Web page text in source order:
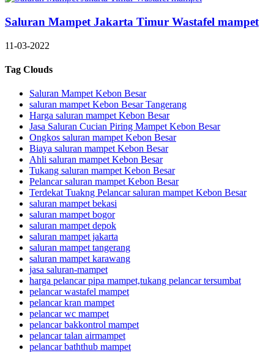
Saluran Mampet Jakarta Timur Wastafel mampet
11-03-2022
Tag Clouds
Saluran Mampet Kebon Besar
saluran mampet Kebon Besar Tangerang
Harga saluran mampet Kebon Besar
Jasa Saluran Cucian Piring Mampet Kebon Besar
Ongkos saluran mampet Kebon Besar
Biaya saluran mampet Kebon Besar
Ahli saluran mampet Kebon Besar
Tukang saluran mampet Kebon Besar
Pelancar saluran mampet Kebon Besar
Terdekat Tuakng Pelancar saluran mampet Kebon Besar
saluran mampet bekasi
saluran mampet bogor
saluran mampet depok
saluran mampet jakarta
saluran mampet tangerang
saluran mampet karawang
jasa saluran-mampet
harga pelancar pipa mampet,tukang pelancar tersumbat
pelancar wastafel mampet
pelancar kran mampet
pelancar wc mampet
pelancar bakkontrol mampet
pelancar talan airmampet
pelancar baththub mampet